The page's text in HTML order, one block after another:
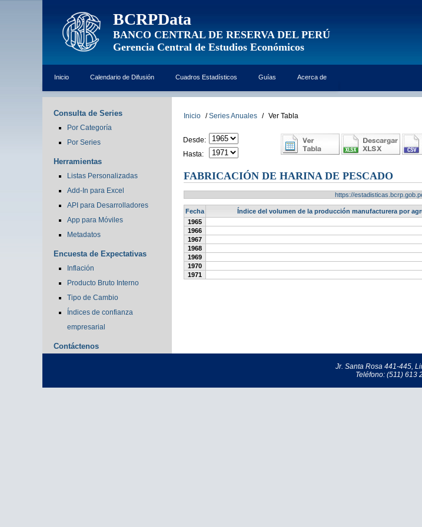
BCRPData
BANCO CENTRAL DE RESERVA DEL PERÚ
Gerencia Central de Estudios Económicos
Inicio Calendario de Difusión Cuadros Estadísticos Guías Acerca de
Consulta de Series
Por Categoría
Por Series
Herramientas
Listas Personalizadas
Add-In para Excel
API para Desarrolladores
App para Móviles
Metadatos
Encuesta de Expectativas
Inflación
Producto Bruto Interno
Tipo de Cambio
Índices de confianza
empresarial
Contáctenos
Inicio / Series Anuales / Ver Tabla
Desde:
Hasta:
FABRICACIÓN DE HARINA DE PESCADO
https://
Fecha
Índice del volumen de la producción manufacturera por
1965
1966
1967
1968
1969
1970
1971
Jr. Santa Rosa 441-445,
Teléfono: (511) 613